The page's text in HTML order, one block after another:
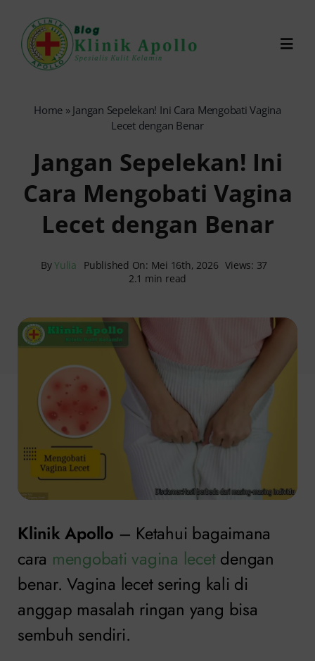
content
Reservasi Online
Search
Home » Jangan Sepelekan! Ini Cara Mengobati Vagina
Lecet dengan Benar
Jangan Sepelekan! Ini
Cara Mengobati Vagina
Lecet dengan Benar
ByYulia Published On: Mei 16th, 2026 Views: 37
2.1 min read
Klinik Apollo – Ketahui bagaimana
cara mengobati vagina lecetdengan
benar. Vagina lecet sering kali di
anggap masalah ringan yang bisa
sembuh sendiri.